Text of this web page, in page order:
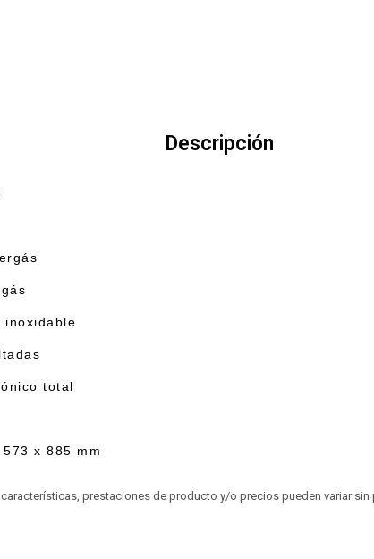
Descripción
inoxidable
total
x 885 mm
características, prestaciones de producto y/o precios pueden variar